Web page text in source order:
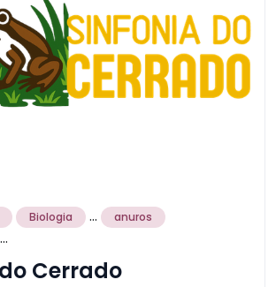
Biologia ...
anuros
...
Cerrado